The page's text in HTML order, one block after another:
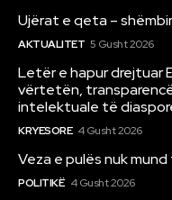
Ujërat e qeta –
AKTUALITET 5 Gusht 2026
Letër e hapur drejtuar
vërtetën,
intelektuale të
KRYESORE 4 Gusht 2026
Veza e pulës nuk
POLITIKË 4 Gusht 2026